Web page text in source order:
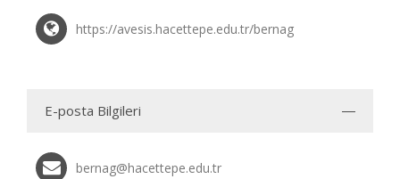
https://avesis.hacettepe.edu.tr/bernag
E-posta Bilgileri
bernag@hacettepe.edu.tr